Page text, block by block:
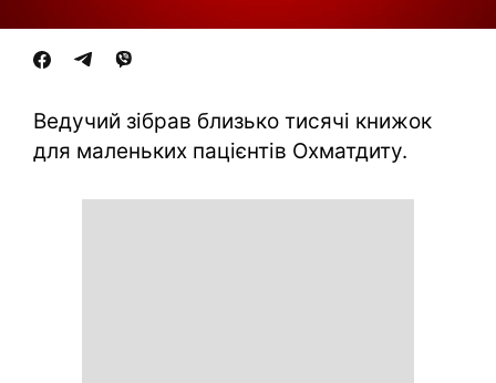
Ведучий зібрав близько тисячі книжок
для маленьких пацієнтів Охматдиту.